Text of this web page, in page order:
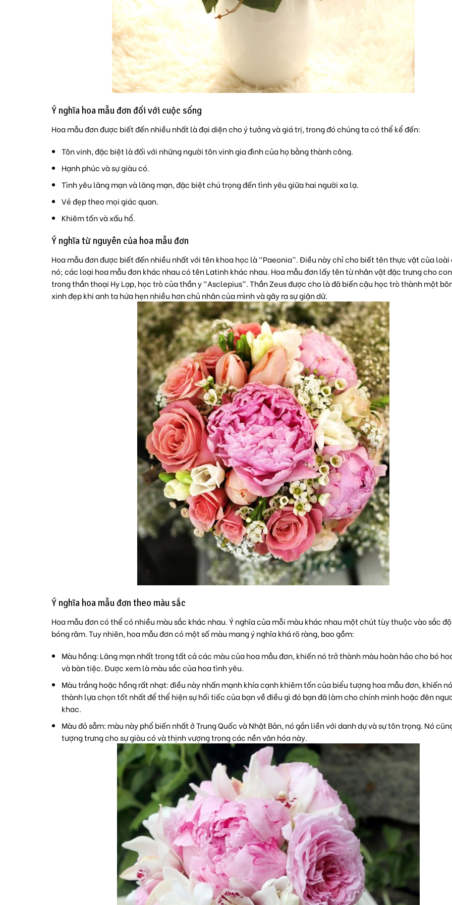
Ý nghĩa hoa mẫu đơn đối với cuộc sống
Hoa mẫu đơn được biết đến nhiều nhất là đại diện cho ý tưởng và giá trị, trong đó chúng ta có thể kể đến:
Tôn vinh, đặc biệt là đối với những người tôn vinh gia đình của họ bằng thành công.
Hạnh phúc và sự giàu có.
Tình yêu lãng mạn và lãng mạn, đặc biệt chú trọng đến tình yêu giữa hai người xa lạ.
Vẻ đẹp theo mọi giác quan.
Khiêm tốn và xấu hổ.
Ý nghĩa từ nguyên của hoa mẫu đơn
Hoa mẫu đơn được biết đến nhiều nhất với tên khoa học là “Paeonia”. Điều này chỉ cho biết tên thực vật của loài
nó; các loại hoa mẫu đơn khác nhau có tên Latinh khác nhau. Hoa mẫu đơn lấy tên từ nhân vật đặc trưng cho
trong thần thoại Hy Lạp, học trò của thần y “Asclepius”. Thần Zeus được cho là đã biến cậu học trò thành một
xinh đẹp khi anh ta hứa hẹn nhiều hơn chủ nhân của mình và gây ra sự giận dữ.
Ý nghĩa hoa mẫu đơn theo màu sắc
Hoa mẫu đơn có thể có nhiều màu sắc khác nhau. Ý nghĩa của mỗi màu khác nhau một chút tùy thuộc vào sắc
bóng râm. Tuy nhiên, hoa mẫu đơn có một số màu mang ý nghĩa khá rõ ràng, bao gồm:
Màu hồng: Lãng mạn nhất trong tất cả các màu của hoa mẫu đơn, khiến nó trở thành màu hoàn hảo cho bó
và bàn tiệc. Được xem là màu sắc củahoa tình yêu.
Màu trắng hoặc hồng rất nhạt: điều này nhấn mạnh khía cạnh khiêm tốn của biểu tượng hoa mẫu đơn, khiến
thành lựa chọn tốt nhất để thể hiện sự hối tiếc của bạn về điều gì đó bạn đã làm cho chính mình hoặc đên
khac.
Màu đỏ sẫm: màu này phổ biến nhất ở Trung Quốc và Nhật Bản, nó gắn liền với danh dự và sự tôn trọng. Nó
tượng trưng cho sự giàu có và thịnh vượng trong các nền văn hóa này.